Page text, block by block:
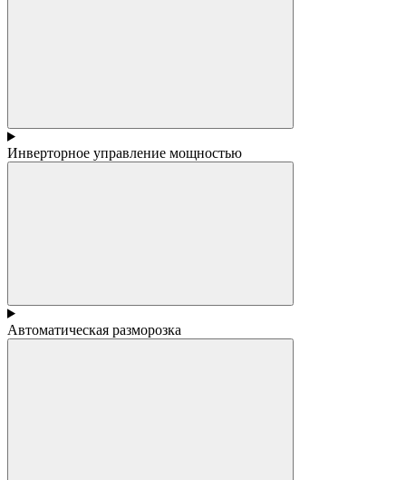
Инверторное управление мощностью
Автоматическая разморозка